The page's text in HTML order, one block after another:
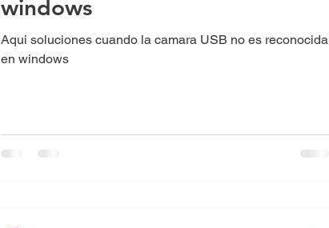
windows
Aqui soluciones cuando la camara USB no es reconocida
en windows